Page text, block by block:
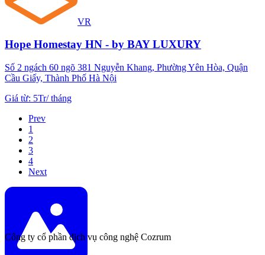
VR
Hope Homestay HN - by BAY LUXURY
Số 2 ngách 60 ngõ 381 Nguyễn Khang, Phường Yên Hòa, Quận
Cầu Giấy, Thành Phố Hà Nội
Giá từ: 5Tr/tháng
Prev
1
2
3
4
Next
Công ty cổ phần dịch vụ công nghệ Cozrum